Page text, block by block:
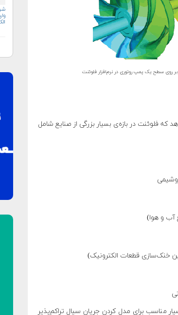
روی سطح یک پمپ روتوری در نرم‌افزار فلوئنت
که فلوئنت در بازه‌ی بسیار بزرگی از صنایع شامل
آب و هوا)
خنک‌سازی قطعات الکترونیک)
مناسب برای مدل کردن جریان سیال تراکم‌پذیر